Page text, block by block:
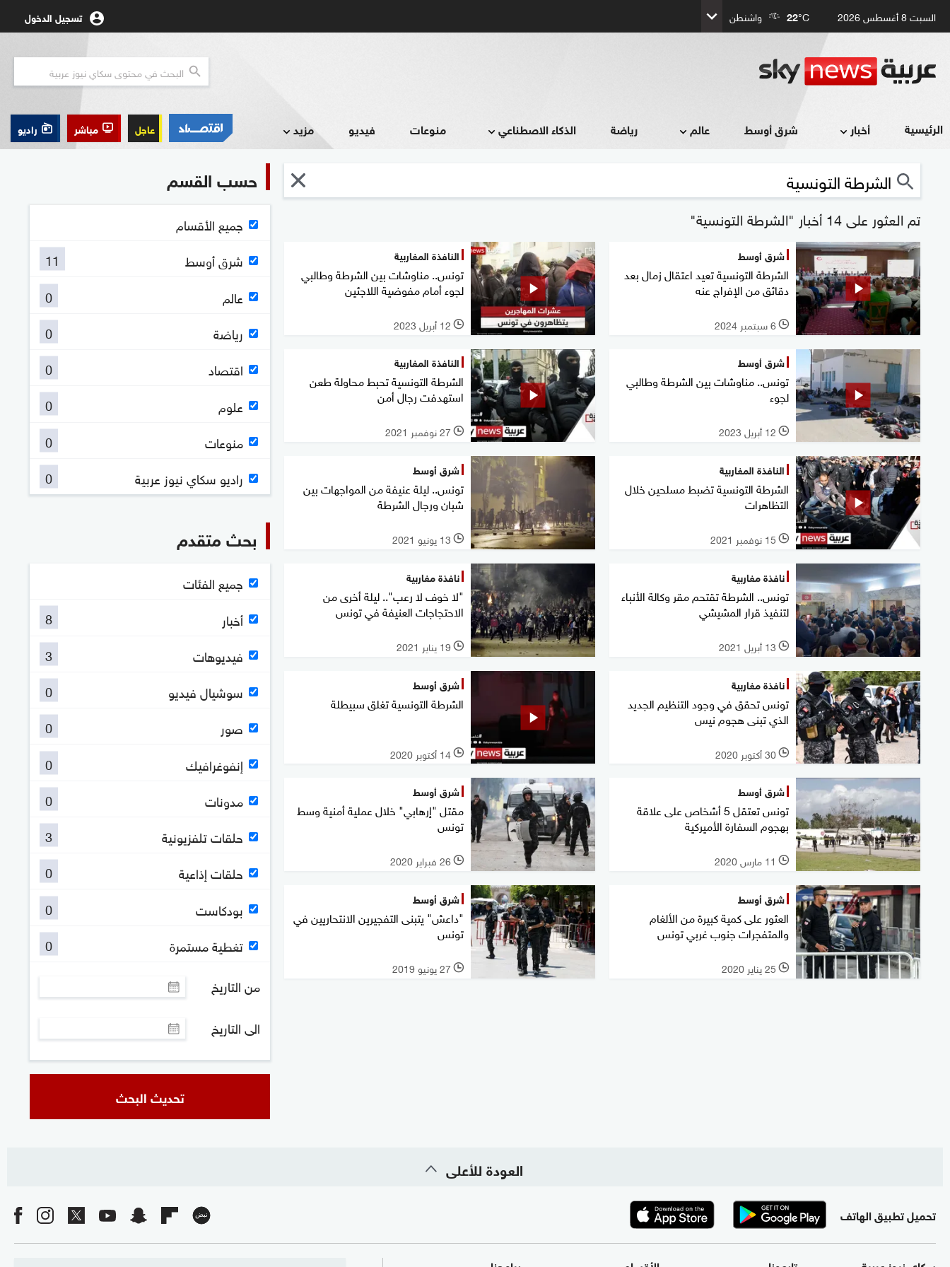
السبت 8 أغسطس 2026 22°C واشنطن تسجيل الدخول
الرئيسية أخبار شرق أوسط عالم رياضة الذكاء الاصطناعي منوعات فيديو مزيد عاجل مباشر راديو
تم العثور على 14 أخبار "الشرطة التونسية"
شرق أوسط
الشرطة التونسية تعيد اعتقال زمال بعد
دقائق من الإفراج عنه
l 6 سبتمبر 2024
النافذة المغاربية
تونس.. مناوشات بين الشرطة وطالبي
لجوء أمام مفوضية اللاجئين
l 12 أبريل 2023
شرق أوسط
تونس.. مناوشات بين الشرطة وطالبي
لجوء
l 12 أبريل 2023
النافذة المغاربية
الشرطة التونسية تحبط محاولة طعن
استهدفت رجال أمن
l 27 نوفمبر 2021
النافذة المغاربية
الشرطة التونسية تضبط مسلحين خلال
التظاهرات
l 15 نوفمبر 2021
شرق أوسط
تونس.. ليلة عنيفة من المواجهات بين
شبان ورجال الشرطة
l 13 يونيو 2021
نافذة مغاربية
تونس.. الشرطة تقتحم مقر وكالة الأنباء
لتنفيذ قرار المشيشي
l 13 أبريل 2021
نافذة مغاربية
"لا خوف لا رعب".. ليلة أخرى من
الاحتجاجات العنيفة في تونس
l 19 يناير 2021
نافذة مغاربية
تونس تحقق في وجود التنظيم الجديد
الذي تبنى هجوم نيس
l 30 أكتوبر 2020
شرق أوسط
الشرطة التونسية تغلق سبيطلة
l 14 أكتوبر 2020
شرق أوسط
تونس تعتقل 5 أشخاص على علاقة
بهجوم السفارة الأميركية
l 11 مارس 2020
شرق أوسط
مقتل "إرهابي" خلال عملية أمنية وسط
تونس
l 26 فبراير 2020
شرق أوسط
العثور على كمية كبيرة من الألغام
والمتفجرات جنوب غربي تونس
l 25 يناير 2020
شرق أوسط
"داعش" يتبنى التفجيرين الانتحاريين في
تونس
l 27 يونيو 2019
حسب القسم
جميع الأقسام
شرق أوسط
11
عالم
0
رياضة
0
اقتصاد
0
علوم
0
منوعات
0
راديو سكاي نيوز عربية
0
بحث متقدم
جميع الفئات
أخبار
8
فيديوهات
3
سوشيال فيديو
0
صور
0
إنفوغرافيك
0
مدونات
0
حلقات تلفزيونية
3
حلقات إذاعية
0
بودكاست
0
تغطية مستمرة
0
من التاريخ
الى التاريخ
تحديث البحث
العودة للأعلى
تحميل تطبيق الهاتف